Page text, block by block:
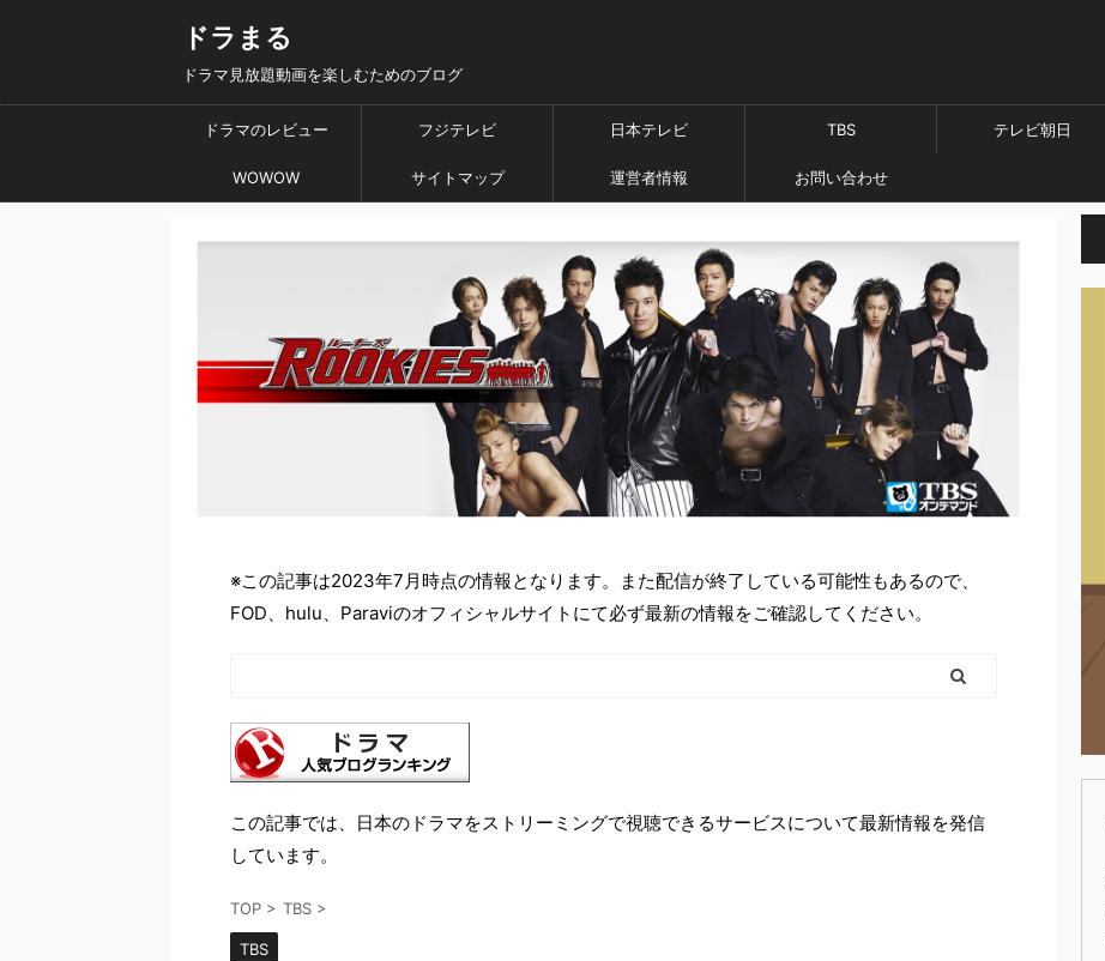
ドラまる
ドラマ見放題動画を楽しむためのブログ
ドラマのレビュー フジテレビ 日本テレビ TBS テレビ朝日
WOWOW サイトマップ 運営者情報 お問い合わせ
※この記事は2023年7月時点の情報となります。また配信が終了している可能性もあるので、
FOD、hulu、Paraviのオフィシャルサイトにて必ず最新の情報をご確認してください。
この記事では、日本のドラマをストリーミングで視聴できるサービスについて最新情報を発信
しています。
TOP > TBS >
TBS